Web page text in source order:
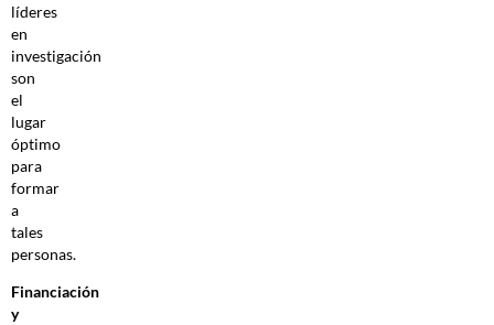
líderes
en
investigación
son
el
lugar
óptimo
para
formar
a
tales
personas.
Financiación
y